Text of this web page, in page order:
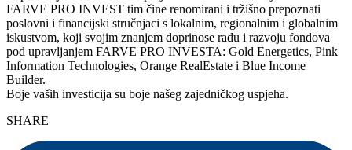
FARVE PRO INVEST tim čine renomirani i tržišno prepoznati
poslovni i financijski stručnjaci s lokalnim, regionalnim i globalnim
iskustvom, koji svojim znanjem doprinose radu i razvoju fondova
pod upravljanjem FARVE PRO INVESTA: Gold Energetics, Pink
Information Technologies, Orange RealEstate i Blue Income
Builder.
Boje vaših investicija su boje našeg zajedničkog uspjeha.
SHARE